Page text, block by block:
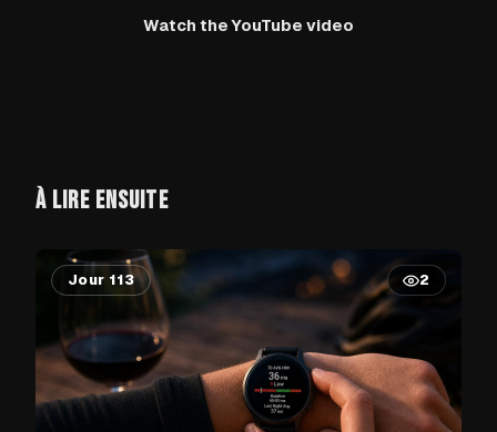
Watch the YouTube video
À LIRE ENSUITE
Jour 113 2